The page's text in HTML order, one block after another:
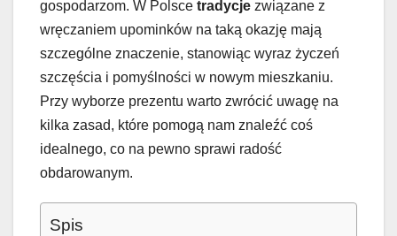
gospodarzom. W Polsce tradycje związane z
wręczaniem upominków na taką okazję mają
szczególne znaczenie, stanowiąc wyraz życzeń
szczęścia i pomyślności w nowym mieszkaniu.
Przy wyborze prezentu warto zwrócić uwagę na
kilka zasad, które pomogą nam znaleźć coś
idealnego, co na pewno sprawi radość
obdarowanym.
Spis